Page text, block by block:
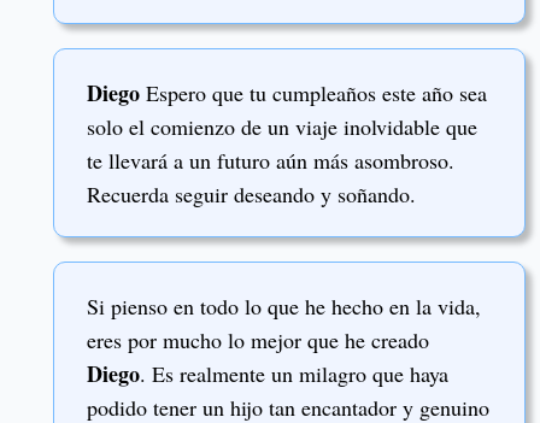
Diego Espero que tu cumpleaños este año sea
solo el comienzo de un viaje inolvidable que
te llevará a un futuro aún más asombroso.
Recuerda seguir deseando y soñando.
Si pienso en todo lo que he hecho en la vida,
eres por mucho lo mejor que he creado
Diego. Es realmente un milagro que haya
podido tener un hijo tan encantador y genuino